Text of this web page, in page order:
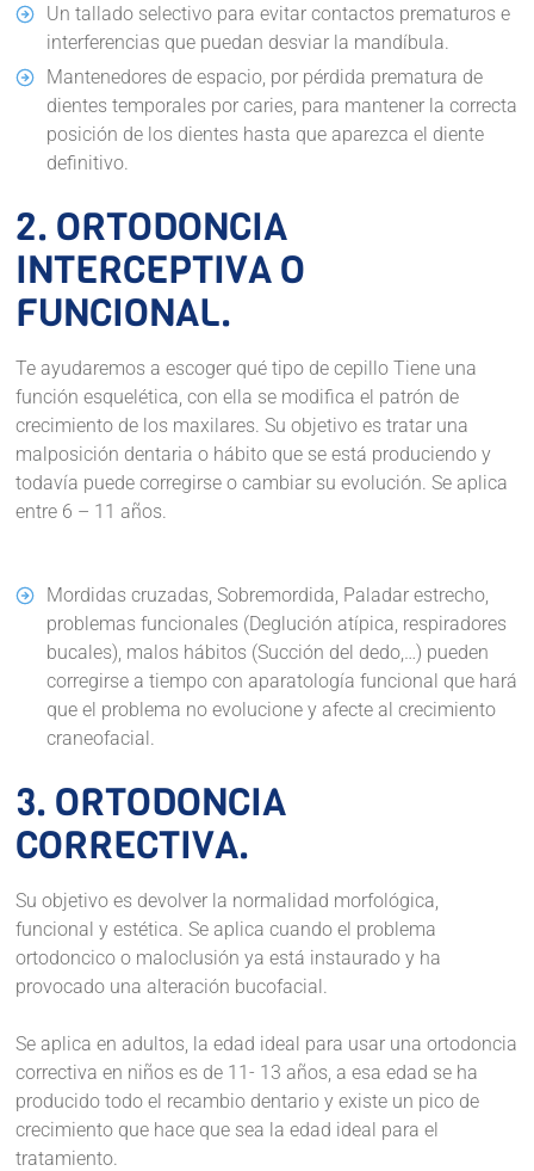
Un tallado selectivo para evitar contactos prematuros e
interferencias que puedan desviar la mandíbula.
Mantenedores de espacio, por pérdida prematura de
dientes temporales por caries, para mantener la correcta
posición de los dientes hasta que aparezca el diente
definitivo.
2. ORTODONCIA
INTERCEPTIVA O
FUNCIONAL.
Te ayudaremos a escoger qué tipo de cepillo Tiene una
función esquelética, con ella se modifica el patrón de
crecimiento de los maxilares. Su objetivo es tratar una
malposición dentaria o hábito que se está produciendo y
todavía puede corregirse o cambiar su evolución. Se aplica
entre 6 – 11 años.
Mordidas cruzadas, Sobremordida, Paladar estrecho,
problemas funcionales (Deglución atípica, respiradores
bucales), malos hábitos (Succión del dedo,…) pueden
corregirse a tiempo con aparatología funcional que hará
que el problema no evolucione y afecte al crecimiento
craneofacial.
3. ORTODONCIA
CORRECTIVA.
Su objetivo es devolver la normalidad morfológica,
funcional y estética. Se aplica cuando el problema
ortodoncico o maloclusión ya está instaurado y ha
provocado una alteración bucofacial.
Se aplica en adultos, la edad ideal para usar una ortodoncia
correctiva en niños es de 11- 13 años, a esa edad se ha
producido todo el recambio dentario y existe un pico de
crecimiento que hace que sea la edad ideal para el
tratamiento.